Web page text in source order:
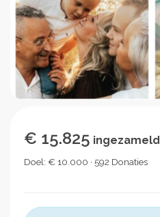
€ 15.825 ingezameld
Doel: € 10.000 · 592 Donaties